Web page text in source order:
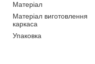
Матеріал
Матеріал виготовлення
каркаса
Упаковка